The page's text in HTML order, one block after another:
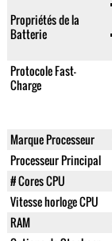
Propriétés de la
Batterie
Protocole Fast-
Charge
Marque Processeur
Processeur Principal
# Cores CPU
Vitesse horloge CPU
RAM